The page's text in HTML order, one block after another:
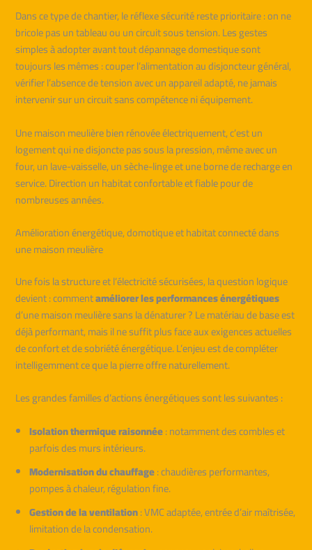
Dans ce type de chantier, le réflexe sécurité reste prioritaire : on ne
bricole pas un tableau ou un circuit sous tension. Les gestes
simples à adopter avant tout dépannage domestique sont
toujours les mêmes : couper l’alimentation au disjoncteur général,
vérifier l’absence de tension avec un appareil adapté, ne jamais
intervenir sur un circuit sans compétence ni équipement.
Une maison meulière bien rénovée électriquement, c’est un
logement qui ne disjoncte pas sous la pression, même avec un
four, un lave-vaisselle, un sèche-linge et une borne de recharge en
service. Direction un habitat confortable et fiable pour de
nombreuses années.
Amélioration énergétique, domotique et habitat connecté dans
une maison meulière
Une fois la structure et l’électricité sécurisées, la question logique
devient : commentaméliorer les performances énergétiques
d’une maison meulière sans la dénaturer ? Le matériau de base est
déjà performant, mais il ne suffit plus face aux exigences actuelles
de confort et de sobriété énergétique. L’enjeu est de compléter
intelligemment ce que la pierre offre naturellement.
Les grandes familles d’actions énergétiques sont les suivantes :
Isolation thermique raisonnée: notamment des combles et
parfois des murs intérieurs.
Modernisation du chauffage: chaudières performantes,
pompes à chaleur, régulation fine.
Gestion de la ventilation: VMC adaptée, entrée d’air maîtrisée,
limitation de la condensation.